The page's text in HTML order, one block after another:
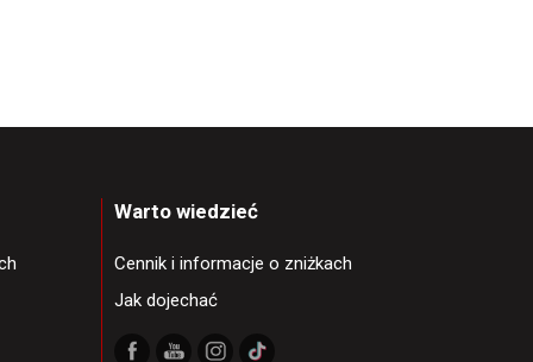
Warto wiedzieć
Cennik i informacje o zniżkach
Jak dojechać